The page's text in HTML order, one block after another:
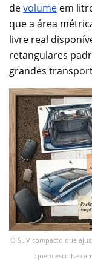
devolume em
que a área
livre real
retangulares
grandes
O SUV compacto que
quem escolhe